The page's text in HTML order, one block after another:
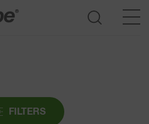
FILTERS